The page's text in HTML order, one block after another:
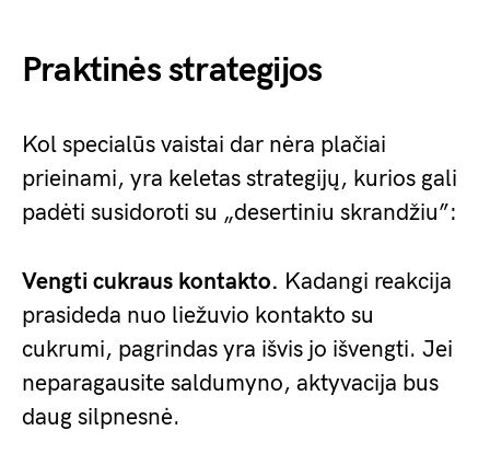
Praktinės strategijos
Kol specialūs vaistai dar nėra plačiai
prieinami, yra keletas strategijų, kurios gali
padėti susidoroti su „desertiniu skrandžiu”:
Vengti cukraus kontakto. Kadangi reakcija
prasideda nuo liežuvio kontakto su
cukrumi, pagrindas yra išvis jo išvengti. Jei
neparagausite saldumyno, aktyvacija bus
daug silpnesnė.